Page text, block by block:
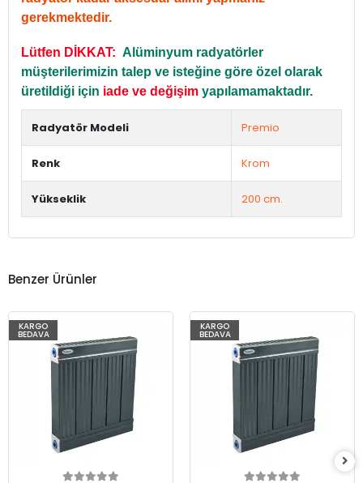
gerekmektedir.
Lütfen DİKKAT: Alüminyum radyatörler
müşterilerimizin talep ve isteğine göre özel olarak
üretildiği için iade ve değişim yapılamamaktadır.
Radyatör Modeli Premio
Renk Krom
Yükseklik 200 cm.
Benzer Ürünler
KARGO
BEDAVA
KARGO
BEDAVA